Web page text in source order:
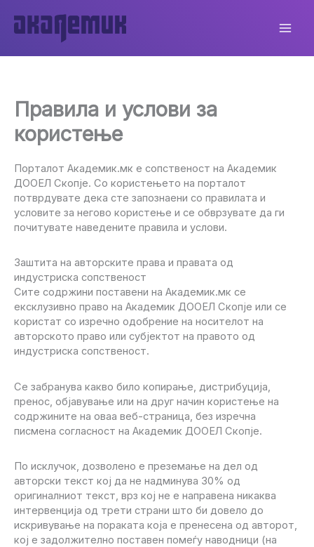
content
Правила и услови за
користење
Пор­та­лот Aкадемик.мк е сопственост на Академик
ДООЕЛ Скопје. Со користењето на порталот
потврдувате дека сте запознаени со правилата и
условите за негово користење и се обврзувате да ги
почитувате наведените правила и услови.
Заштита на авторските права и правата од
индустриска сопственост
Сите содржини поставени на Академик.мк се
ексклузивно право на Академик ДООЕЛ Скопје или се
користат со изречно одобрение на носителот на
авторското право или субјектот на правото од
индустриска сопственост.
Се забранува какво било копирање, дистрибуција,
пренос, објавување или на друг начин користење на
содржините на оваа веб-страница, без изречна
писмена согласност на Академик ДООЕЛ Скопје.
По исклучок, дозволено е преземање на дел од
авторски текст кој да не надминува 30% од
оригиналниот текст, врз кој не е направена никаква
интервенција од трети страни што би довело до
искривување на пораката која е пренесена од авторот,
кој е задолжително поставен помеѓу наводници (на